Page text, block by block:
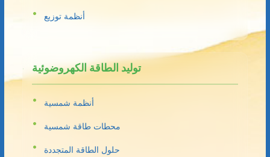
أنظمة توزيع
توليد الطاقة الكهروضوئية
أنظمة شمسية
محطات طاقة شمسية
حلول الطاقة المتجددة